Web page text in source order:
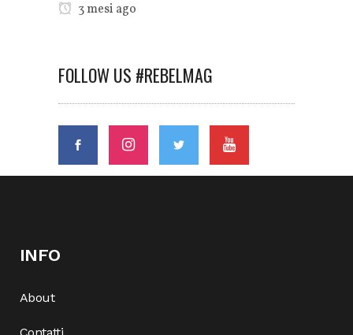
3 mesi ago
FOLLOW US #REBELMAG
INFO
About